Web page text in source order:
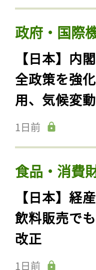
政府・国際
【日本】内
全政策を強
用、気候変
1日前
食品・消費
【日本】経
飲料販売で
改正
1日前